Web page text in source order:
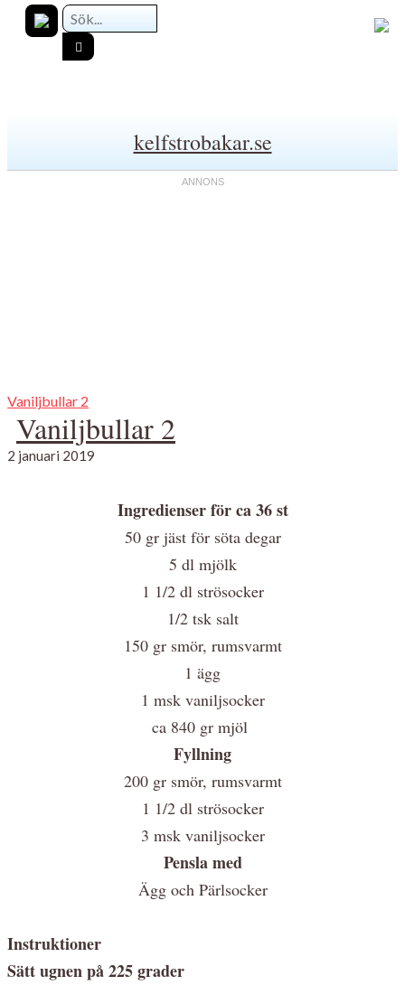
kelfstrobakar.se
Vaniljbullar 2
Vaniljbullar 2
2 januari 2019
Ingredienser för ca 36 st
50 gr jäst för söta degar
5 dl mjölk
1 1/2 dl strösocker
1/2 tsk salt
150 gr smör, rumsvarmt
1 ägg
1 msk vaniljsocker
ca 840 gr mjöl
Fyllning
200 gr smör, rumsvarmt
1 1/2 dl strösocker
3 msk vaniljsocker
Pensla med
Ägg och Pärlsocker
Instruktioner
Sätt ugnen på 225 grader